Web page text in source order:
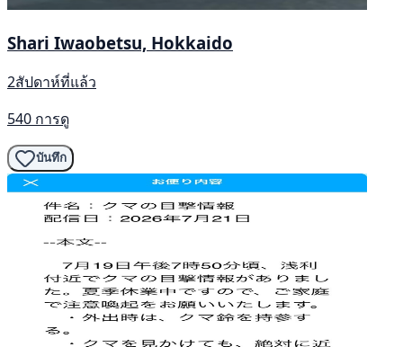
Shari Iwaobetsu, Hokkaido
2สัปดาห์ที่แล้ว
540 การดู
บันทึก